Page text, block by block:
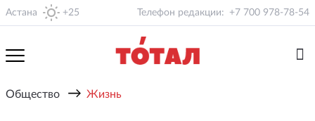
Астана +25 Телефон редакции: +7 700 978-78-54
Общество → Жизнь